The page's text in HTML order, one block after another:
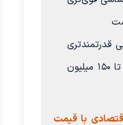
موتور ۲۰۰۰ سی‌سی قدرتمندتری
دارد اما قیمت آن حدود ۱۰۰ تا ۱۵۰ میلیون
با قیمت